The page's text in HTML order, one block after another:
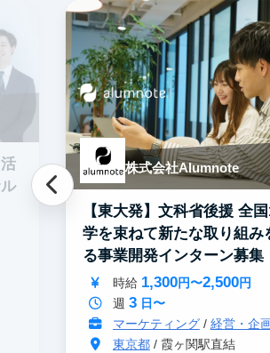
株式会社Alumnote
【東大発】文科省後援 全
学を束ねて新たな取り組み
る事業開発インターン募集
時給 1,300円〜2,500円
週 3日〜
マーケティング/ 経営・企
東京都/ 霞ヶ関駅直結